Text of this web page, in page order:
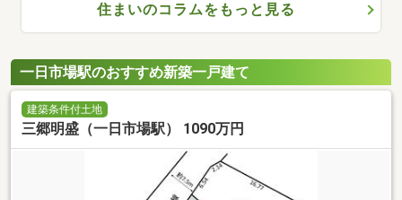
住まいのコラムをもっと見る
一日市場駅のおすすめ新築一戸建て
建築条件付土地
三郷明盛（一日市場駅） 1090万円